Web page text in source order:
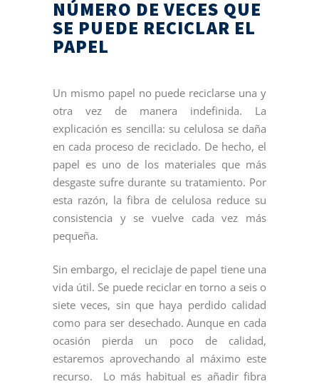
NÚMERO DE VECES QUE
SE PUEDE RECICLAR EL
PAPEL
Un mismo papel no puede reciclarse una y
otra vez de manera indefinida. La
explicación es sencilla: su celulosa se daña
en cada proceso de reciclado. De hecho, el
papel es uno de los materiales que más
desgaste sufre durante su tratamiento. Por
esta razón, la fibra de celulosa reduce su
consistencia y se vuelve cada vez más
pequeña.
Sin embargo, el reciclaje de papel tiene una
vida útil. Se puede reciclar en torno a seis o
siete veces, sin que haya perdido calidad
como para ser desechado. Aunque en cada
ocasión pierda un poco de calidad,
estaremos aprovechando al máximo este
recurso. Lo más habitual es añadir fibra